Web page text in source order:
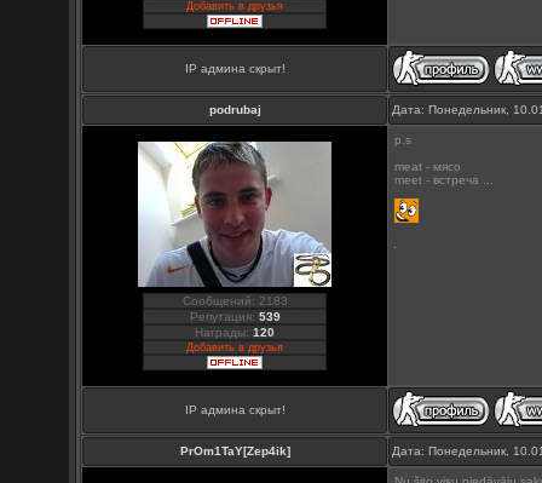
Добавить в друзья
IP админа скрыт!
podrubaj Дата: Понедельник,
Сообщений: 2183
Репутация: 539
Награды:120
Добавить в друзья
p.s
meat - мясо
meet - встреча ...
IP админа скрыт!
PrOm1TaY[Zep4ik] Дата: Понедельник,